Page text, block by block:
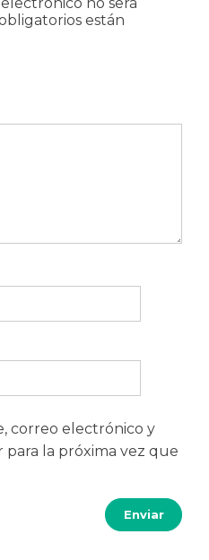
están
correo electrónico y
la próxima vez que